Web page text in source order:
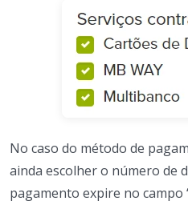
No caso do método de
ainda escolher o número de
pagamento expire no campo